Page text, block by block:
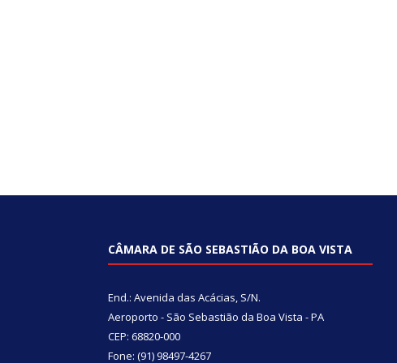
CÂMARA DE SÃO SEBASTIÃO DA BOA VISTA
End.: Avenida das Acácias, S/N.
Aeroporto - São Sebastião da Boa Vista - PA
CEP: 68820-000
Fone: (91) 98497-4267